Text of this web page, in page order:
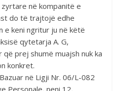
në kompanitë e
do të trajtojë edhe
e keni ngritur ju në këtë
qytetarja A. G,
prej shumë muajsh nuk ka
konkret.
në Ligji Nr. 06/L-082